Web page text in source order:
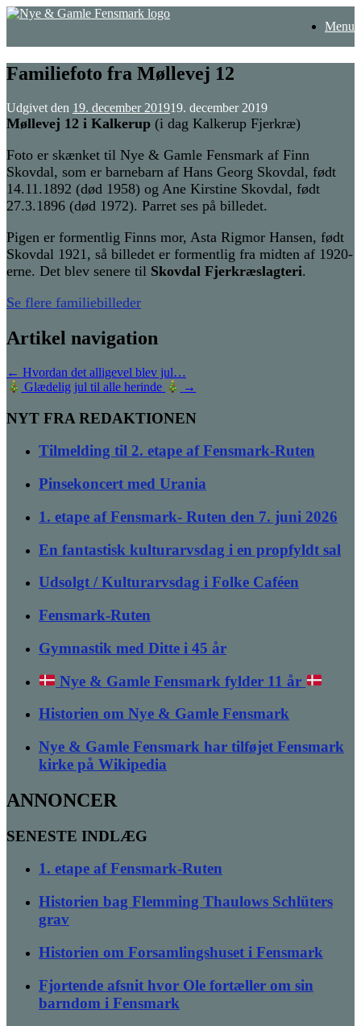
Gå
Menu
Familiefoto fra Møllevej 12
Udgivet den 19. december 201919. december 2019
Møllevej 12 i Kalkerup (i dag Kalkerup Fjerkræ)
Foto er skænket til Nye & Gamle Fensmark af Finn
Skovdal, som er barnebarn af Hans Georg Skovdal, født
14.11.1892 (død 1958) og Ane Kirstine Skovdal, født
27.3.1896 (død 1972). Parret ses på billedet.
Pigen er formentlig Finns mor, Asta Rigmor Hansen, født
Skovdal 1921, så billedet er formentlig fra midten af 1920-
erne. Det blev senere til Skovdal Fjerkræslagteri.
Se flere familiebilleder
Artikel navigation
← Hvordan det alligevel blev jul…
Glædelig jul til alle herinde
→
NYT FRA REDAKTIONEN
Tilmelding til 2. etape af Fensmark-Ruten
Pinsekoncert med Urania
1. etape af Fensmark- Ruten den 7. juni 2026
En fantastisk kulturarvsdag i en propfyldt sal
Udsolgt / Kulturarvsdag i Folke Caféen
Fensmark-Ruten
Gymnastik med Ditte i 45 år
Nye & Gamle Fensmark fylder 11 år
Historien om Nye & Gamle Fensmark
Nye & Gamle Fensmark har tilføjet Fensmark
kirke på Wikipedia
ANNONCER
SENESTE INDLÆG
1. etape af Fensmark-Ruten
Historien bag Flemming Thaulows Schlüters
grav
Historien om Forsamlingshuset i Fensmark
Fjortende afsnit hvor Ole fortæller om sin
barndom i Fensmark